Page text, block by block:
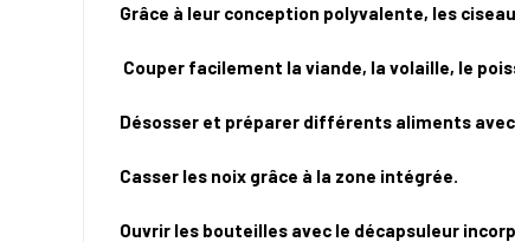
Grâce à leur conception polyvalente, les
Couper facilement la viande, la volaille, le
Désosser et préparer différents aliments
Casser les noix grâce à la zone intégrée.
Ouvrir les bouteilles avec le décapsuleur